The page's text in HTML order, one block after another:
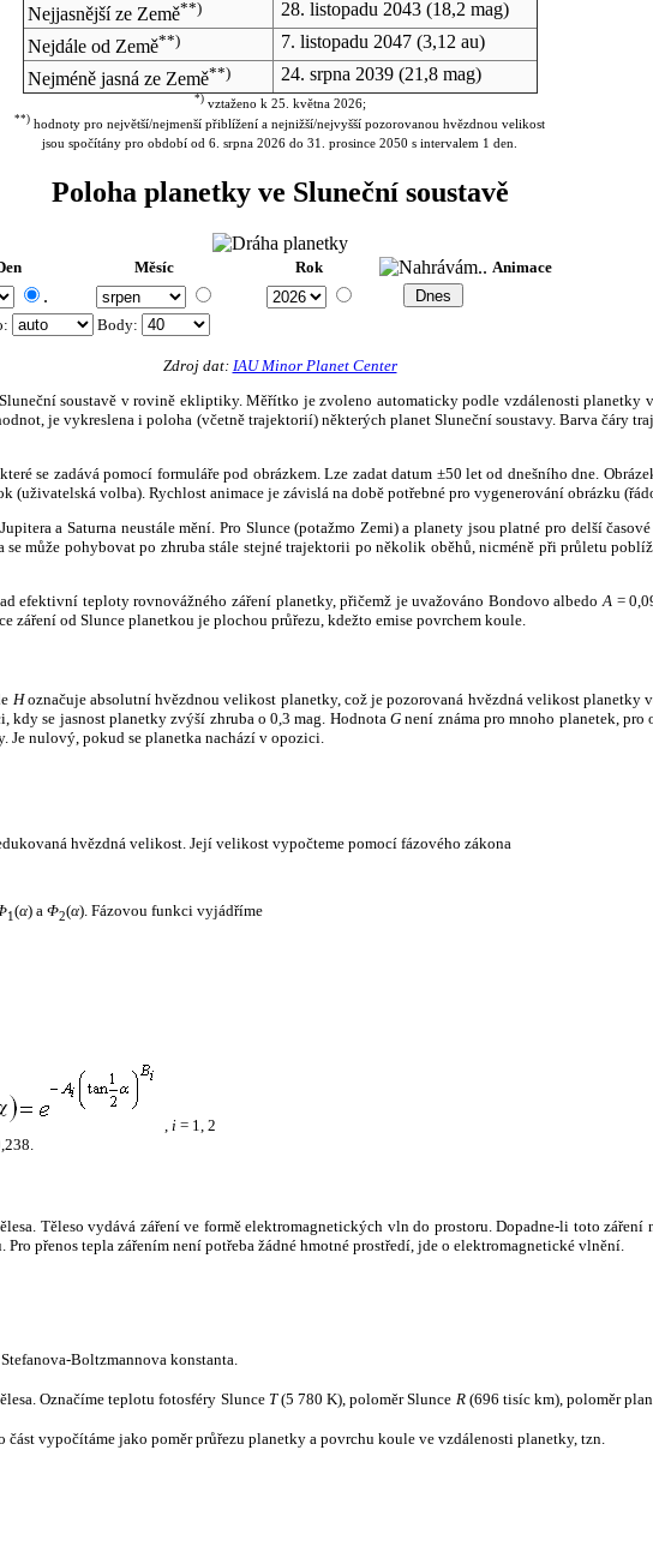
Nejjasnější ze Země**) 28. listopadu 2043(18,2 mag)
Nejdále od Země**) 7. listopadu 2047(3,12 au)
Nejméně jasná ze Země**) 24. srpna 2039(21,8 mag)
*)vztaženo k 25. května 2026;
**) hodnoty pro největší/nejmenší přiblížení a nejnižší/nejvyšší pozorovanou hvězdnou velikost
jsou spočítány pro období od 6. srpna 2026 do 31. prosince 2050 s intervalem 1 den.
Poloha planetky ve Sluneční soustavě
Měsíc Rok Animace
.
Body:
Zdroj dat: IAU Minor Planet Center
soustavě v rovině ekliptiky. Měřítko je zvoleno automaticky podle vzdálenosti
je vykreslena i poloha (včetně trajektorií) některých planet Sluneční soustavy. Barva čáry
se zadává pomocí formuláře pod obrázkem. Lze zadat datum ±50 let od dnešního dne.
(uživatelská volba). Rychlost animace je závislá na době potřebné pro vygenerování obrázku
a Saturna neustále mění. Pro Slunce (potažmo Zemi) a planety jsou platné pro delší
se může pohybovat po zhruba stále stejné trajektorii po několik oběhů, nicméně při průletu
efektivní teploty rovnovážného záření planetky, přičemž je uvažováno Bondovo albedo A =
od Slunce planetkou je plochou průřezu, kdežto emise povrchem koule.
Hoznačuje absolutní hvězdnou velikost planetky, což je pozorovaná hvězdná velikost planetky
kdy se jasnost planetky zvýší zhruba o 0,3 mag. HodnotaG není známa pro mnoho planetek,
Je nulový, pokud se planetka nachází v opozici.
hvězdná velikost. Její velikost vypočteme pomocí fázového zákona
1(α) a Φ2(α). Fázovou funkci vyjádříme
, i = 1, 2
Těleso vydává záření ve formě elektromagnetických vln do prostoru. Dopadne-li toto záření
přenos tepla zářením není potřeba žádné hmotné prostředí, jde o elektromagnetické vlnění.
Boltzmannova konstanta.
Označíme teplotu fotosféry Slunce T(5 780 K), poloměr Slunce R(696 tisíc km), poloměr
vypočítáme jako poměr průřezu planetky a povrchu koule ve vzdálenosti planetky, tzn.